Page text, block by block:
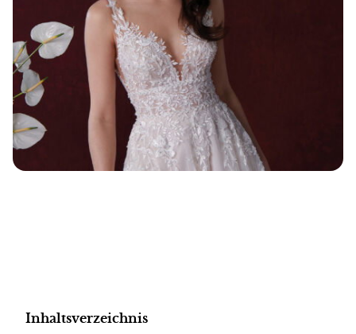
Inhaltsverzeichnis